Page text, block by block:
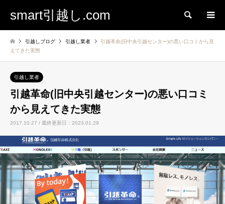
smart引越し.com 検索
引越しブログ 引越し業者
引越革命(旧中央引越センター)の悪い口コミから見
えてきた実態
引越し業者
引越革命(旧中央引越センター)の悪い口コミ
から見えてきた実態
2017.10.27 / 最終更新日：2023.01.29